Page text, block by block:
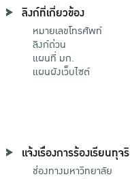
ลิงก์ที่เกี่ยวข้อง
หมายเลขโทรศัพท์
ลิงก์ด่วน
แผนที่ มก.
แผนผังเว็บไซต์
แจ้งเรื่องการร้องเรียนทุจ
ช่องทางมหาวิทยาลัย